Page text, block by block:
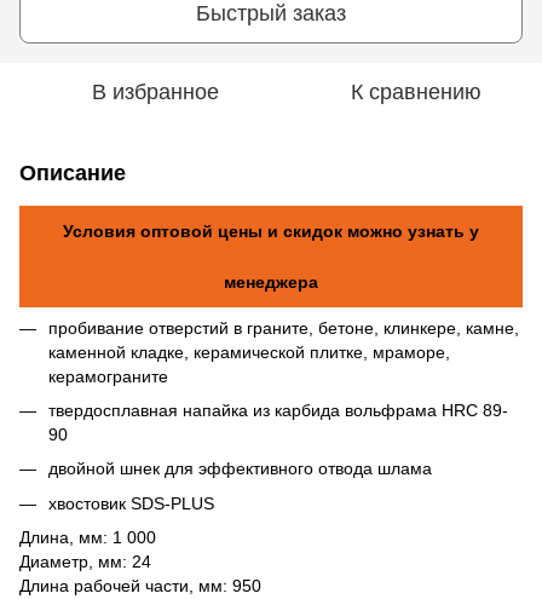
Быстрый заказ
В избранное К сравнению
Описание
Условия оптовой цены и скидок можно узнать у
менеджера
пробивание отверстий в граните, бетоне, клинкере, камне,
каменной кладке, керамической плитке, мраморе,
керамограните
твердосплавная напайка из карбида вольфрама HRC 89-
90
двойной шнек для эффективного отвода шлама
хвостовик SDS-PLUS
Длина, мм: 1 000
Диаметр, мм: 24
Длина рабочей части, мм: 950